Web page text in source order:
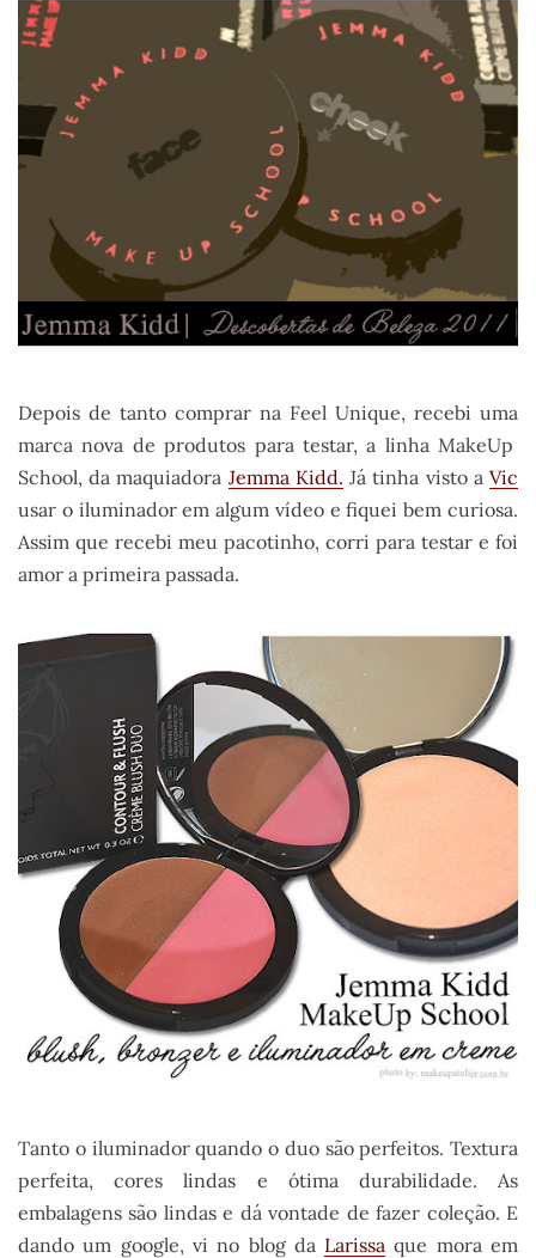
Depois de tanto comprar na Feel Unique, recebi uma
marca nova de produtos para testar, a linha MakeUp
School, da maquiadora Jemma Kidd. Já tinha visto aVic
usar o iluminador em algum vídeo e fiquei bem curiosa.
Assim que recebi meu pacotinho, corri para testar e foi
amor a primeira passada.
Tanto o iluminador quando o duo são perfeitos. Textura
perfeita, cores lindas e ótima durabilidade. As
embalagens são lindas e dá vontade de fazer coleção. E
dando um google, vi no blog da Larissa que mora em